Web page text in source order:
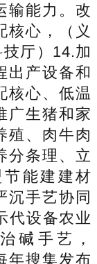
输能力。改
核心，（义
厅）14.加
出产设备和
核心、低温
广生猪和家
殖、肉牛肉
分条理、立
能建建材
沉手艺协同
代设备农业
碱手艺，
年搜集发布